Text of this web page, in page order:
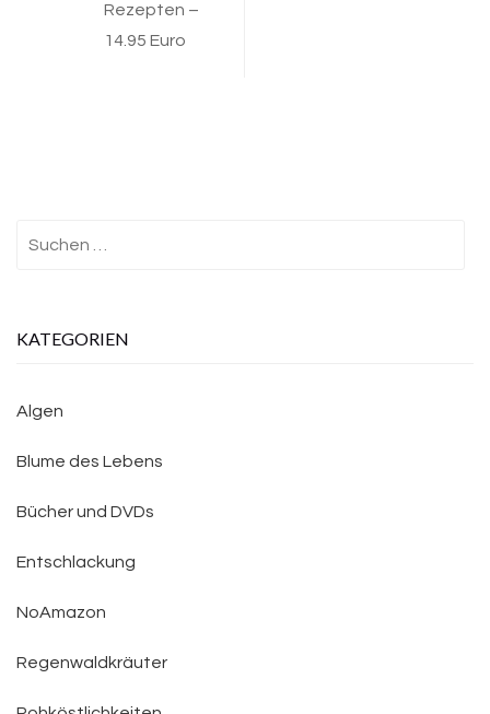
Rezepten –
14.95 Euro
KATEGORIEN
Algen
Blume des Lebens
Bücher und DVDs
Entschlackung
NoAmazon
Regenwaldkräuter